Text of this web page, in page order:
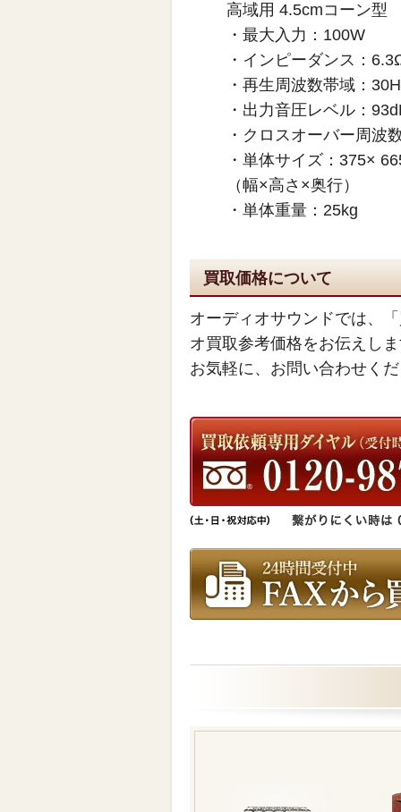
高域用
・最大入力：
・インピーダンス：
・再生周波数帯域：
・出力音圧レベル：
・クロスオーバー周波
・単体サイズ：375×
（幅×高さ×奥行）
・単体重量：25kg
買取価格について
オーディオサウンドでは、
オ買取参考価格をお伝えし
お気軽に、お問い合わせく